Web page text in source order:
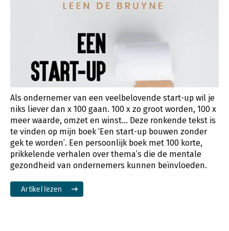
Als ondernemer van een veelbelovende start-up wil je
niks liever dan x 100 gaan. 100 x zo groot worden, 100 x
meer waarde, omzet en winst... Deze ronkende tekst is
te vinden op mijn boek ‘Een start-up bouwen zonder
gek te worden’. Een persoonlijk boek met 100 korte,
prikkelende verhalen over thema’s die de mentale
gezondheid van ondernemers kunnen beïnvloeden.
Artikel lezen